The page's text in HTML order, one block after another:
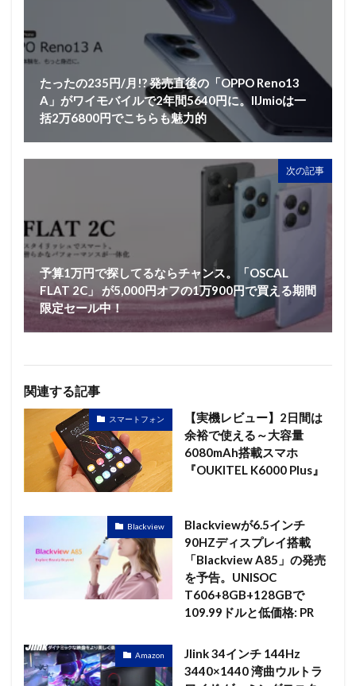
たったの235円/月!? 発売直後の「OPPO Reno13
A」がワイモバイルで2年間5640円に。IIJmioは一
括2万6800円でこちらも魅力的
次の記事
予算1万円で探してるならチャンス。「OSCAL
FLAT 2C」 が5,000円オフの1万900円で買える期間
限定セール中！
関連する記事
スマートフォン
【実機レビュー】2日間は
余裕で使える～大容量
6080mAh搭載スマホ
『OUKITEL K6000 Plus』
Blackview
Blackviewが6.5インチ
90HZディスプレイ搭載
「Blackview A85」の発売
を予告。UNISOC
T606+8GB+128GBで
109.99ドルと低価格: PR
Amazon
Jlink 34インチ 144Hz
3440×1440 湾曲ウルトラ